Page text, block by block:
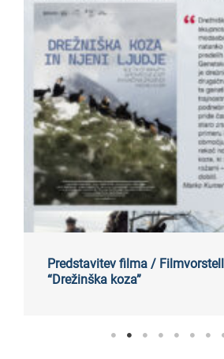
Predstavitev filma /
“Drežinška koza”